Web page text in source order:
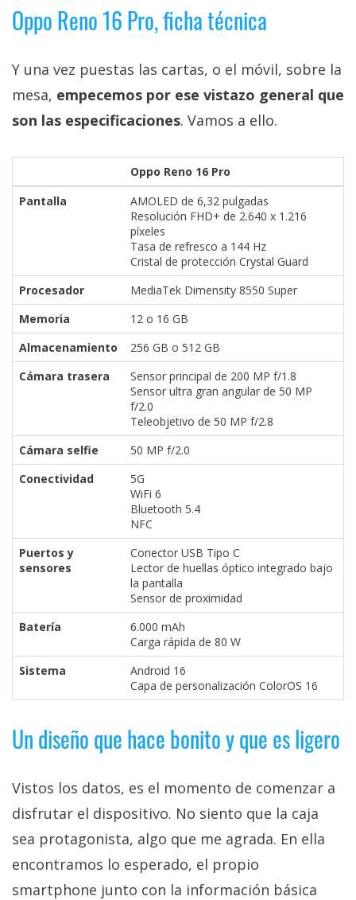
Oppo Reno 16 Pro, ficha técnica
Y una vez puestas las cartas, o el móvil, sobre la
mesa, empecemos por ese vistazo general que
son las especificaciones. Vamos a ello.
Oppo Reno 16 Pro
Pantalla
AMOLED de 6,32 pulgadas
Resolución FHD+ de 2.640 x 1.216
píxeles
Tasa de refresco a 144 Hz
Cristal de protección Crystal Guard
Procesador
MediaTek Dimensity 8550 Super
Memoria
12 o 16 GB
Almacenamiento
256 GB o 512 GB
Cámara trasera
Sensor principal de 200 MP f/1.8
Sensor ultra gran angular de 50 MP
f/2.0
Teleobjetivo de 50 MP f/2.8
Cámara selfie
50 MP f/2.0
Conectividad
5G
WiFi 6
Bluetooth 5.4
NFC
Puertos y
sensores
Conector USB Tipo C
Lector de huellas óptico integrado bajo
la pantalla
Sensor de proximidad
Batería
6.000 mAh
Carga rápida de 80 W
Sistema
Android 16
Capa de personalización ColorOS 16
Un diseño que hace bonito y que es ligero
Vistos los datos, es el momento de comenzar a
disfrutar el dispositivo. No siento que la caja
sea protagonista, algo que me agrada. En ella
encontramos lo esperado, el propio
smartphone junto con la información básica